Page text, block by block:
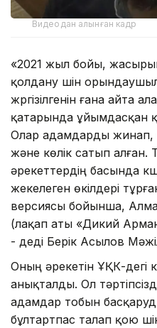
Видеодан алынған кадр
«2021 жыл бойы,
қолдану үшін
жүргізілгенін ғана
қатарында ұйымдасқан
Олар адамдарды жинап,
және көлік сатып алған.
әрекеттердің басында
жекелеген өкілдері
версиясы бойынша,
(лақап аты «Дикий
- деді Берік Асылов
Оның әрекетін ҰҚК-дегі
анықталды. Ол
адамдар тобын
бұлтартпас талап қою